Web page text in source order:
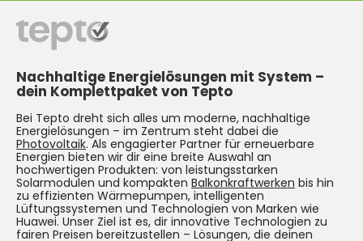
Nachhaltige Energielösungen mit System –
dein Komplettpaket von Tepto
Bei Tepto dreht sich alles um moderne, nachhaltige
Energielösungen – im Zentrum steht dabei die
Photovoltaik. Als engagierter Partner für erneuerbare
Energien bieten wir dir eine breite Auswahl an
hochwertigen Produkten: von leistungsstarken
Solarmodulen und kompakten Balkonkraftwerken bis hin
zu effizienten Wärmepumpen, intelligenten
Lüftungssystemen und Technologien von Marken wie
Huawei. Unser Ziel ist es, dir innovative Technologien zu
fairen Preisen bereitzustellen – Lösungen, die deinen